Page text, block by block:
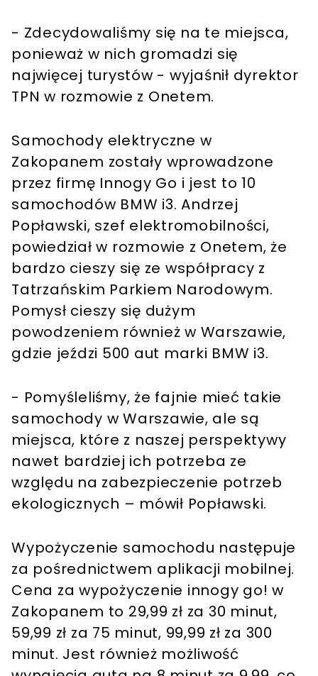
- Zdecydowaliśmy się na te miejsca,
ponieważ w nich gromadzi się
najwięcej turystów - wyjaśnił dyrektor
TPN w rozmowie z Onetem.
Samochody elektryczne w
Zakopanem zostały wprowadzone
przez firmę Innogy Go i jest to 10
samochodów BMW i3. Andrzej
Popławski, szef elektromobilności,
powiedział w rozmowie z Onetem, że
bardzo cieszy się ze współpracy z
Tatrzańskim Parkiem Narodowym.
Pomysł cieszy się dużym
powodzeniem również w Warszawie,
gdzie jeździ 500 aut marki BMW i3.
- Pomyśleliśmy, że fajnie mieć takie
samochody w Warszawie, ale są
miejsca, które z naszej perspektywy
nawet bardziej ich potrzeba ze
względu na zabezpieczenie potrzeb
ekologicznych – mówił Popławski.
Wypożyczenie samochodu następuje
za pośrednictwem aplikacji mobilnej.
Cena za wypożyczenie innogy go! w
Zakopanem to 29,99 zł za 30 minut,
59,99 zł za 75 minut, 99,99 zł za 300
minut. Jest również możliwość